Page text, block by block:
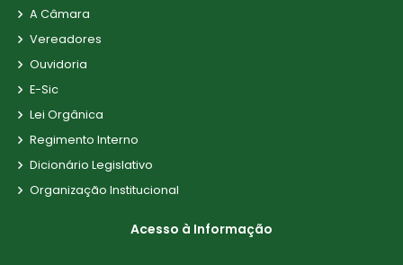
A Câmara
Vereadores
Ouvidoria
E-Sic
Lei Orgânica
Regimento Interno
Dicionário Legislativo
Organização Institucional
Acesso à Informação